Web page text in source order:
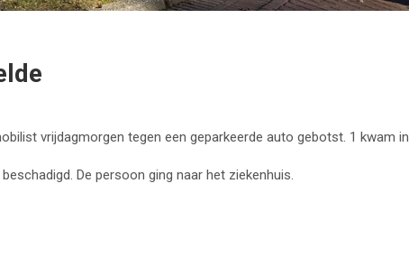
vrijdagmorgen tegen een geparkeerde auto gebotst. 1 kwam in
De persoon ging naar het ziekenhuis.